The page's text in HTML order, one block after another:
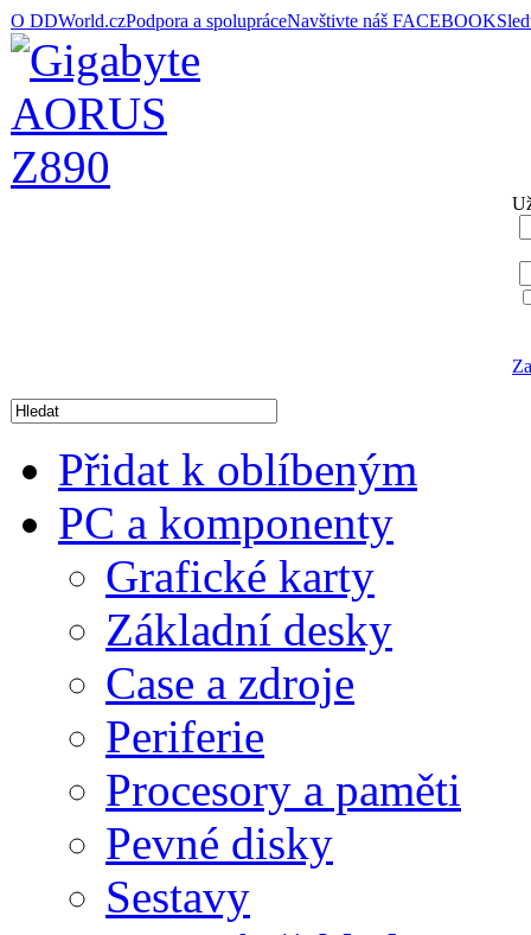
O DDWorld.czPodpora a spolupráceNavštivte náš FACEBOOK
Přidat k oblíbeným
PC a komponenty
Grafické karty
Základní desky
Case a zdroje
Periferie
Procesory a paměti
Pevné disky
Sestavy